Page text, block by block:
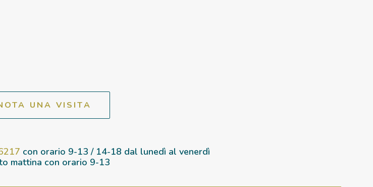
UNA VISITA
con orario 9-13 / 14-18 dal lunedì al venerdì
mattina con orario 9-13